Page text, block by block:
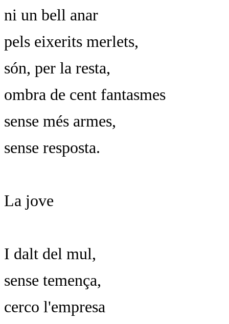
ni un bell anar
pels eixerits merlets,
són, per la resta,
ombra de cent fantasmes
sense més armes,
sense resposta.
La jove
I dalt del mul,
sense temença,
cerco l'empresa